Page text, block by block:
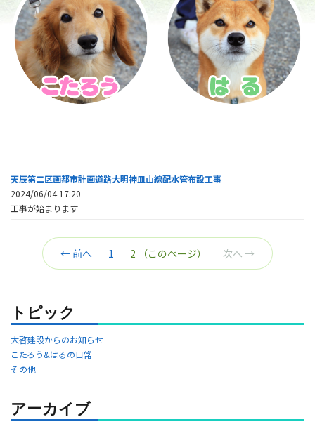
天辰第二区画都市計画道路大明神皿山線配水管布設工事
2024/06/04 17:20
工事が始まります
← 前へ 1 2 （このページ） 次へ →
トピック
大啓建設からのお知らせ
こたろう&はるの日常
その他
アーカイブ